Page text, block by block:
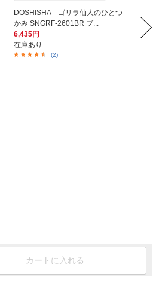
DOSHISHA ゴリラ仙人のひとつ
かみ SNGRF-2601BR ブ...
6,435円
在庫あり
(2)
ー
5,478円
カートに入れる